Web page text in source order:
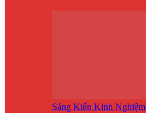
Sáng Kiến Kinh Nghiệm